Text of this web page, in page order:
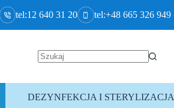
tel:12 640 31 20 tel:+48 665 326 949
DEZYNFEKCJA I STERYLIZACJA